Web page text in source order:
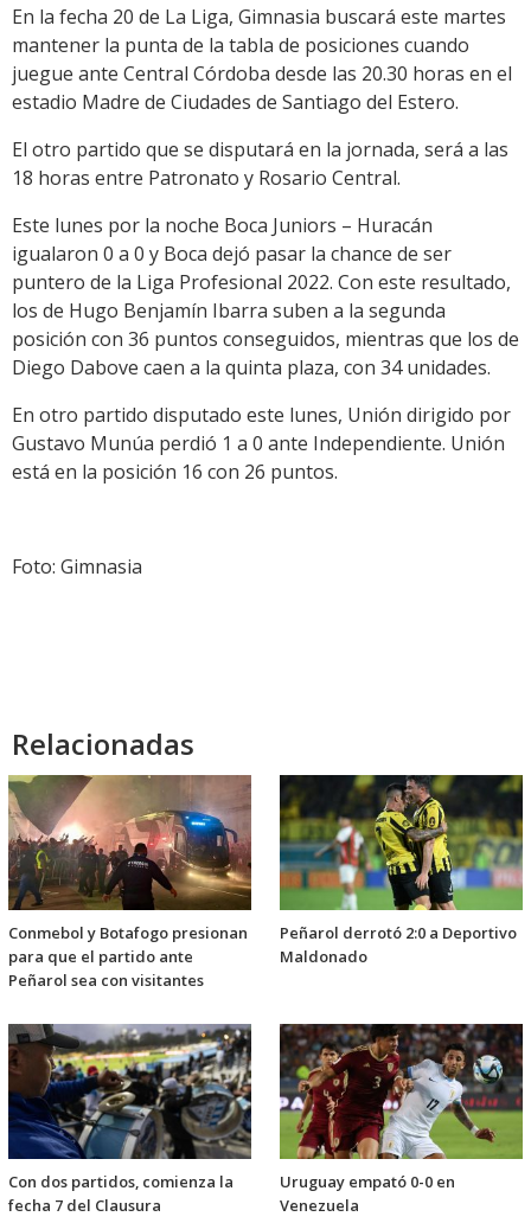
Link
En la fecha 20 de La Liga, Gimnasia buscará este martes
mantener la punta de la tabla de posiciones cuando
juegue ante Central Córdoba desde las 20.30 horas en el
estadio Madre de Ciudades de Santiago del Estero.
El otro partido que se disputará en la jornada, será a las
18 horas entre Patronato y Rosario Central.
Este lunes por la noche Boca Juniors – Huracán
igualaron 0 a 0 y Boca dejó pasar la chance de ser
puntero de la Liga Profesional 2022. Con este resultado,
los de Hugo Benjamín Ibarra suben a la segunda
posición con 36 puntos conseguidos, mientras que los de
Diego Dabove caen a la quinta plaza, con 34 unidades.
En otro partido disputado este lunes, Unión dirigido por
Gustavo Munúa perdió 1 a 0 ante Independiente. Unión
está en la posición 16 con 26 puntos.
Foto: Gimnasia
Relacionadas
Conmebol y Botafogo presionan
para que el partido ante
Peñarol sea con visitantes
Peñarol derrotó 2:0 a Deportivo
Maldonado
Con dos partidos, comienza la
fecha 7 del Clausura
Uruguay empató 0-0 en
Venezuela